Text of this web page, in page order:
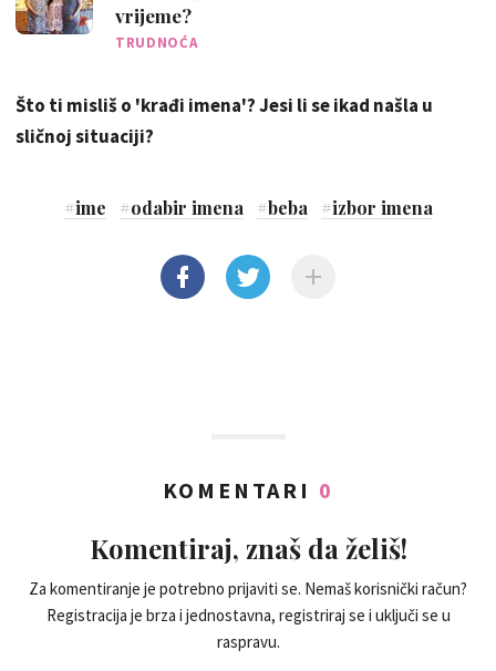
vrijeme?
TRUDNOĆA
Što ti misliš o 'krađi imena'? Jesi li se ikad našla u
sličnoj situaciji?
#ime #odabir imena #beba #izbor imena
KOMENTARI 0
Komentiraj, znaš da želiš!
Za komentiranje je potrebno prijaviti se. Nemaš korisnički račun?
Registracija je brza i jednostavna, registriraj se i uključi se u
raspravu.